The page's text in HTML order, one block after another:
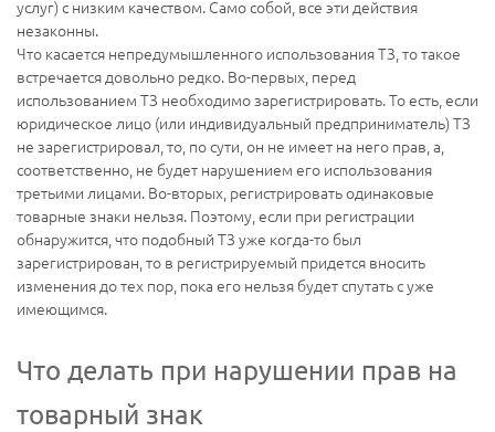
услуг) с низким качеством. Само собой, все эти действия
незаконны.
Что касается непредумышленного использования ТЗ, то такое
встречается довольно редко. Во-первых, перед
использованием ТЗ необходимо зарегистрировать. То есть, если
юридическое лицо (или индивидуальный предприниматель) ТЗ
не зарегистрировал, то, по сути, он не имеет на него прав, а,
соответственно, не будет нарушением его использования
третьими лицами. Во-вторых, регистрировать одинаковые
товарные знаки нельзя. Поэтому, если при регистрации
обнаружится, что подобный ТЗ уже когда-то был
зарегистрирован, то в регистрируемый придется вносить
изменения до тех пор, пока его нельзя будет спутать с уже
имеющимся.
Что делать при нарушении прав на
товарный знак